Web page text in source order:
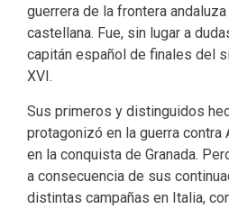
guerrera de la frontera
castellana. Fue, sin lugar a
capitán español de finales del
XVI.
Sus primeros y distinguidos
protagonizó en la guerra
en la conquista de Granada.
a consecuencia de sus
distintas campañas en Italia,